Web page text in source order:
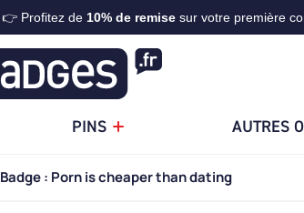
👉 Profitez de 10% de remisesur votre première
PINS AUTRES
Badge : Porn is cheaper than dating